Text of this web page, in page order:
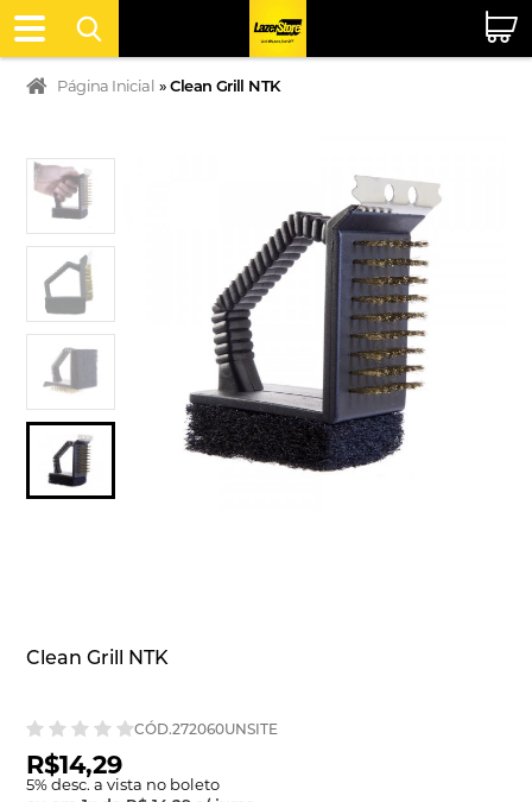
Página Inicial » Clean Grill NTK
Clean Grill NTK
CÓD.272060UNSITE
R$14,29
5% desc. a vista no boleto